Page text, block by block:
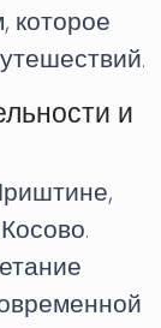
которое
и